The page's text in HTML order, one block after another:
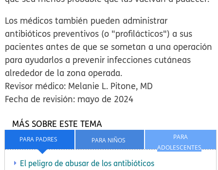
Los médicos también pueden administrar
antibióticos preventivos (o "profilácticos") a sus
pacientes antes de que se sometan a una operación
para ayudarlos a prevenir infecciones cutáneas
alrededor de la zona operada.
Revisor médico: Melanie L. Pitone, MD
Fecha de revisión: mayo de 2024
PARA
ADOLESCENTES
PARA NIÑOS
PARA PADRES
MÁS SOBRE ESTE TEMA
El peligro de abusar de los antibióticos